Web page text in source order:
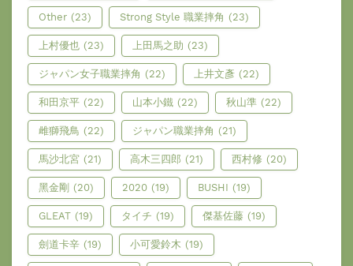
Other (23) Strong Style 職業摔角 (23)
上村優也 (23) 上田馬之助 (23)
ジャパン女子職業摔角 (22) 上井文彥 (22)
和田京平 (22) 山本小鐵 (22) 秋山準 (22)
雌獅飛鳥 (22) ジャパン職業摔角 (21)
馬沙北宮 (21) 高木三四郎 (21) 西村修 (20)
黑金剛 (20) 2020 (19) BUSHI (19)
GLEAT (19) タイチ (19) 傑基佐藤 (19)
劍道卡辛 (19) 小可愛鈴木 (19)